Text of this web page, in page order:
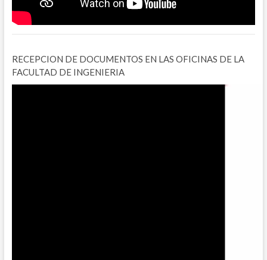
RECEPCION DE DOCUMENTOS EN LAS OFICINAS DE LA
FACULTAD DE INGENIERIA